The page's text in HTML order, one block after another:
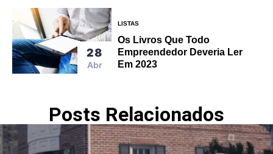
28
Abr
LISTAS
Os Livros Que Todo
Empreendedor Deveria Ler
Em 2023
Posts Relacionados